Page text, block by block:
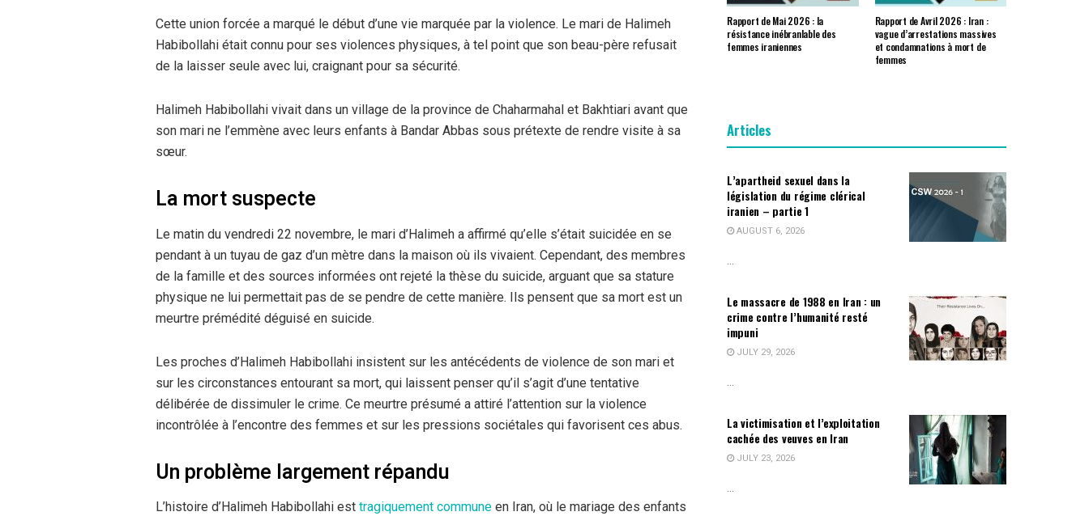
Cette union forcée a marqué le début d’une vie marquée par la violence. Le mari de Halimeh
Habibollahi était connu pour ses violences physiques, à tel point que son beau-père refusait
de la laisser seule avec lui, craignant pour sa sécurité.
Halimeh Habibollahi vivait dans un village de la province de Chaharmahal et Bakhtiari avant que
son mari ne l’emmène avec leurs enfants à Bandar Abbas sous prétexte de rendre visite à sa
sœur.
La mort suspecte
Le matin du vendredi 22 novembre, le mari d’Halimeh a affirmé qu’elle s’était suicidée en se
pendant à un tuyau de gaz d’un mètre dans la maison où ils vivaient. Cependant, des membres
de la famille et des sources informées ont rejeté la thèse du suicide, arguant que sa stature
physique ne lui permettait pas de se pendre de cette manière. Ils pensent que sa mort est un
meurtre prémédité déguisé en suicide.
Les proches d’Halimeh Habibollahi insistent sur les antécédents de violence de son mari et
sur les circonstances entourant sa mort, qui laissent penser qu’il s’agit d’une tentative
délibérée de dissimuler le crime. Ce meurtre présumé a attiré l’attention sur la violence
incontrôlée à l’encontre des femmes et sur les pressions sociétales qui favorisent ces abus.
Un problème largement répandu
L’histoire d’Halimeh Habibollahi est tragiquement commune en Iran, où le mariage des enfants
Rapport de Mai 2026 : la
résistance inébranlable des
femmes iraniennes
Rapport de Avril 2026 : Iran :
vague d’arrestations massives
et condamnations à mort de
femmes
Articles
L’apartheid sexuel dans la
législation du régime clérical
iranien – partie 1
AUGUST 6, 2026
...
Le massacre de 1988 en Iran : un
crime contre l’humanité resté
impuni
JULY 29, 2026
...
La victimisation et l’exploitation
cachée des veuves en Iran
JULY 23, 2026
...